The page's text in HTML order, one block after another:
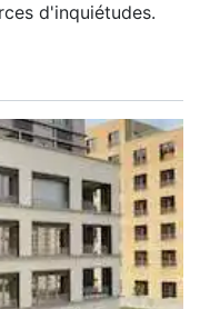
d'inquiétudes.